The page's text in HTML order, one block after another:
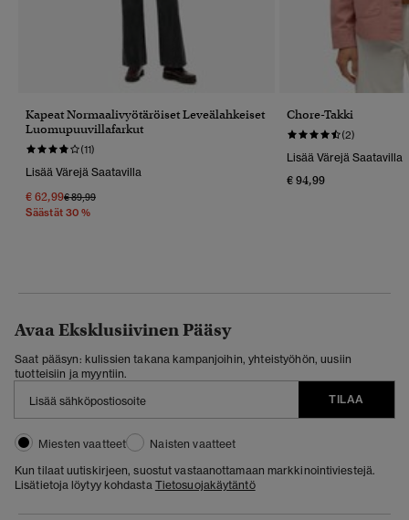
Kapeat Normaalivyötäröiset Leveälahkeiset
Luomupuuvillafarkut
(11)
Lisää Värejä Saatavilla
€ 62,99Hinta Alennettu Hinnasta
€ 89,99Hintaan
Säästät 30 %
Chore-Takki
(2)
Lisää Värejä Saatavilla
€ 94,99
Avaa Eksklusiivinen Pääsy
Saat pääsyn: kulissien takana kampanjoihin, yhteistyöhön, uusiin
tuotteisiin ja myyntiin.
TILAA
Miesten vaatteet
Naisten vaatteet
Kun tilaat uutiskirjeen, suostut vastaanottamaan markkinointiviestejä.
Lisätietoja löytyy kohdasta Tietosuojakäytäntö